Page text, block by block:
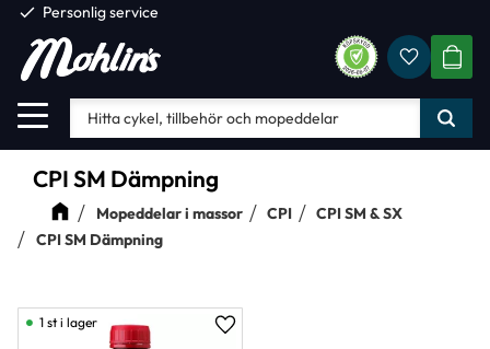
Meny
check Personlig service
CPI SM Dämpning
Mopeddelar i massor CPI
CPI SM & SX
CPI SM Dämpning
Lägg till i favoriter
1 st i lager